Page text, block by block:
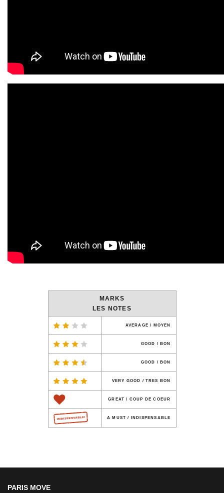
MARKS
LES NOTES
AVERAGE / MOYEN
GOOD / BON
GOOD / BON
VERY GOOD / TRES BON
GREAT / COUP DE COEUR
A MUST / INDISPENSABLE
PARIS MOVE